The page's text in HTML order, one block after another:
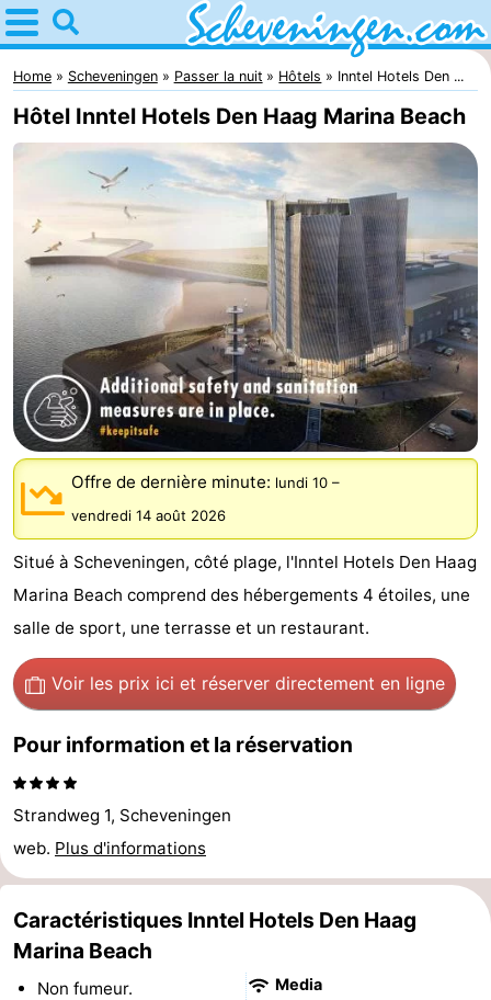
Home
Scheveningen
Astuces
les
enfants
Passer
la
nuit
Appartements
-
Nautisch
Centrum
Scheveningen
Campings
Chambre
d'hôtes
Chaumières
-
Duinrell
-
Kijkduin
Hôtels
Last
minutes
Plages
et
Lieux
d'intérêt
Musées
-
Monuments
-
Home Scheveningen Passer la nuit Hôtels Inntel Hotels Den ...
Hôtel Inntel Hotels Den Haag Marina Beach
Offre de dernière minute: lundi 10 –
vendredi 14 août 2026
Situé à Scheveningen, côté plage, l'Inntel Hotels Den Haag
Marina Beach comprend des hébergements 4 étoiles, une
salle de sport, une terrasse et un restaurant.
Voir les prix ici et réserver directement en ligne
Pour information et la réservation
Strandweg 1, Scheveningen
web. Plus d'informations
Caractéristiques Inntel Hotels Den Haag
Marina Beach
Non fumeur.
Media